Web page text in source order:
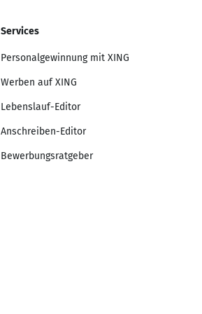
Services
Personalgewinnung mit XING
Werben auf XING
Lebenslauf-Editor
Anschreiben-Editor
Bewerbungsratgeber